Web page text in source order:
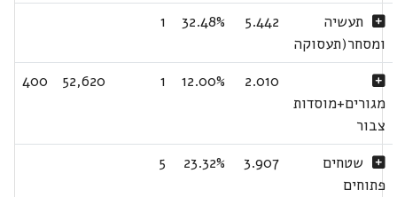
תעשיה
ומסחר(תעסוקה
5.442
32.48%
1
מגורים+מוסדות
צבור
2.010
12.00%
1
52,620
400
שטחים
פתוחים
3.907
23.32%
5